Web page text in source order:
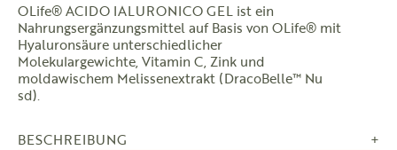
OLife® ACIDO IALURONICO GEL ist ein
Nahrungsergänzungsmittel auf Basis von OLife® mit
Hyaluronsäure unterschiedlicher
Molekulargewichte, Vitamin C, Zink und
moldawischem Melissenextrakt (DracoBelle™ Nu
sd).
BESCHREIBUNG